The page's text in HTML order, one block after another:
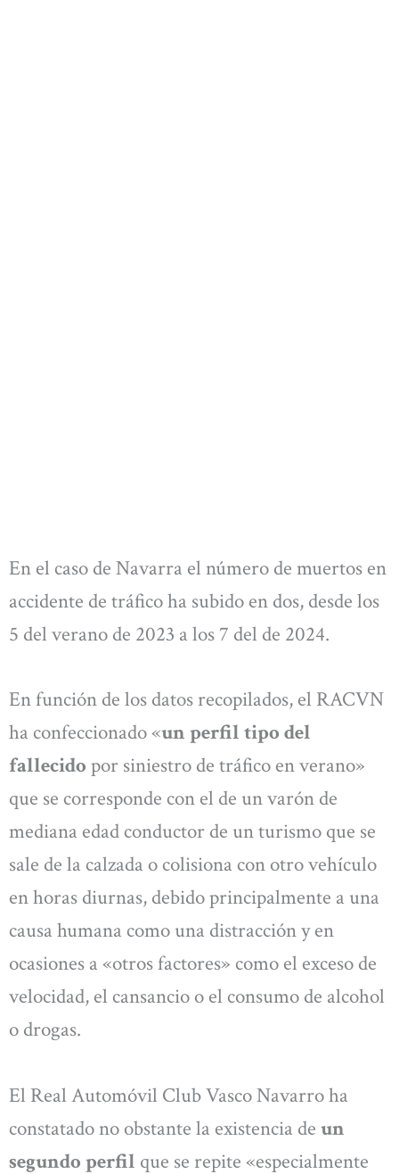
En el caso de Navarra el número de muertos en
accidente de tráfico ha subido en dos, desde los
5 del verano de 2023 a los 7 del de 2024.
En función de los datos recopilados, el RACVN
ha confeccionado «un perfil tipo del
fallecido por siniestro de tráfico en verano»
que se corresponde con el de un varón de
mediana edad conductor de un turismo que se
sale de la calzada o colisiona con otro vehículo
en horas diurnas, debido principalmente a una
causa humana como una distracción y en
ocasiones a «otros factores» como el exceso de
velocidad, el cansancio o el consumo de alcohol
o drogas.
El Real Automóvil Club Vasco Navarro ha
constatado no obstante la existencia de un
segundo perfil que se repite «especialmente